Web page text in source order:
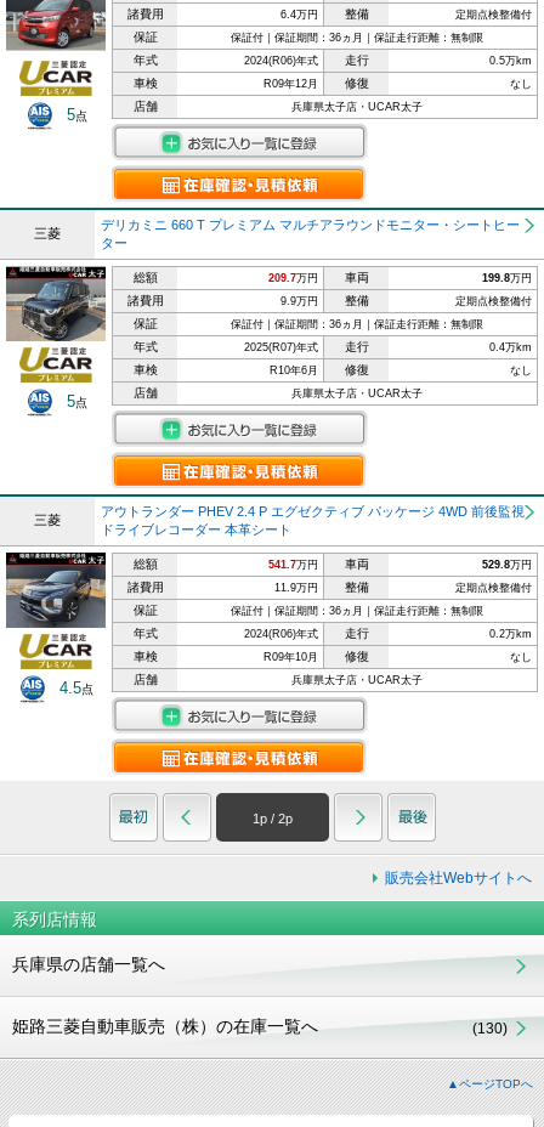
5点
諸費用 6.4万円 整備 定期点検整備付
保証 保証付｜保証期間：36ヵ月｜保証走行距離：無制限
年式 2024(R06)年式 走行 0.5万km
車検 R09年12月 修復 なし
店舗 兵庫県太子店・UCAR太子
三菱
デリカミニ 660 T プレミアム マルチアラウンドモニター・シートヒー
ター
5点
総額 209.7万円 車両 199.8万円
諸費用 9.9万円 整備 定期点検整備付
保証 保証付｜保証期間：36ヵ月｜保証走行距離：無制限
年式 2025(R07)年式 走行 0.4万km
車検 R10年6月 修復 なし
店舗 兵庫県太子店・UCAR太子
三菱
アウトランダー PHEV 2.4 P エグゼクティブ パッケージ 4WD 前後監視
ドライブレコーダー 本革シート
4.5点
総額 541.7万円 車両 529.8万円
諸費用 11.9万円 整備 定期点検整備付
保証 保証付｜保証期間：36ヵ月｜保証走行距離：無制限
年式 2024(R06)年式 走行 0.2万km
車検 R09年10月 修復 なし
店舗 兵庫県太子店・UCAR太子
1p / 2p
販売会社Webサイトへ
系列店情報
兵庫県の店舗一覧へ
姫路三菱自動車販売（株）の在庫一覧へ (130)
▲ページTOPへ